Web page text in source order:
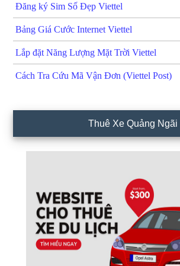
Đăng ký Sim Số Đẹp Viettel
Bảng Giá Cước Internet Viettel
Lắp đặt Năng Lượng Mặt Trời Viettel
Cách Tra Cứu Mã Vận Đơn (Viettel Post)
Thuê Xe Quảng Ngãi